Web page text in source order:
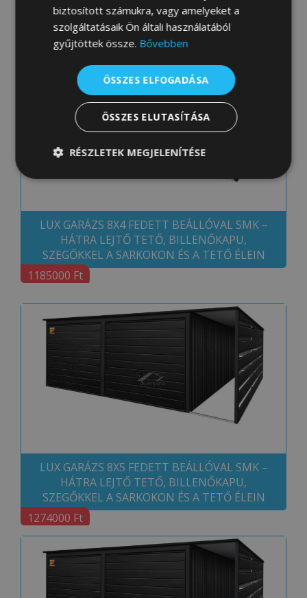
HÁTRA LEJTŐ TETŐ, BILLENŐKAPU,
SZEGŐKKEL A SARKOKON ÉS A TETŐ ÉLEIN
1268000 Ft
LUX GARÁZS 8X4 FEDETT BEÁLLÓVAL SMK –
HÁTRA LEJTŐ TETŐ, BILLENŐKAPU,
SZEGŐKKEL A SARKOKON ÉS A TETŐ ÉLEIN
1185000 Ft
LUX GARÁZS 8X5 FEDETT BEÁLLÓVAL SMK –
HÁTRA LEJTŐ TETŐ, BILLENŐKAPU,
SZEGŐKKEL A SARKOKON ÉS A TETŐ ÉLEIN
1274000 Ft
biztosított számukra, vagy amelyeket a
szolgáltatásaik Ön általi használatából
gyűjtöttek össze. Bővebben
ÖSSZES ELFOGADÁSA
ÖSSZES ELUTASÍTÁSA
RÉSZLETEK MEGJELENÍTÉSE
Elengedhetetlenül
Teljesítmény
Célzás Funkcionalitás